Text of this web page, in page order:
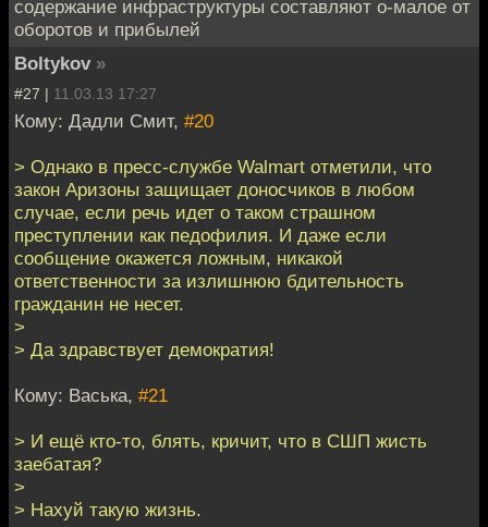
содержание инфраструктуры составляют о-малое от
оборотов и прибылей
Boltykov »
#27 | 11.03.13 17:27
Кому: Дадли Смит, #20
> Однако в пресс-службе Walmart отметили, что
закон Аризоны защищает доносчиков в любом
случае, если речь идет о таком страшном
преступлении как педофилия. И даже если
сообщение окажется ложным, никакой
ответственности за излишнюю бдительность
гражданин не несет.
>
> Да здравствует демократия!
Кому: Васька, #21
> И ещё кто-то, блять, кричит, что в СШП жисть
заебатая?
>
> Нахуй такую жизнь.